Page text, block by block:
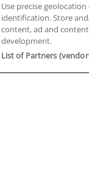
y
CURSOS EN TU
Cursos
Use precise
identification. Store
content, ad and
development.
List of Partners